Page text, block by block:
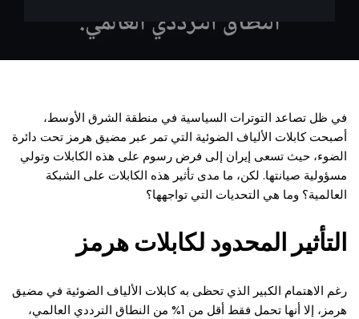
في ظل تصاعد التوترات السياسية في منطقة الشرق الأوسط،
أصبحت كابلات الألياف الضوئية التي تمر عبر مضيق هرمز تحت دائرة
الضوء، حيث تسعى إيران إلى فرض رسوم على هذه الكابلات وتولي
مسؤولية صيانتها. لكن، ما مدى تأثير هذه الكابلات على الشبكة
العالمية؟ وما هي التحديات التي تواجهها؟
التأثير المحدود لكابلات هرمز
رغم الاهتمام الكبير الذي تحظى به كابلات الألياف الضوئية في مضيق
هرمز، إلا أنها تحمل فقط أقل من 1% من النطاق الترددي العالمي،